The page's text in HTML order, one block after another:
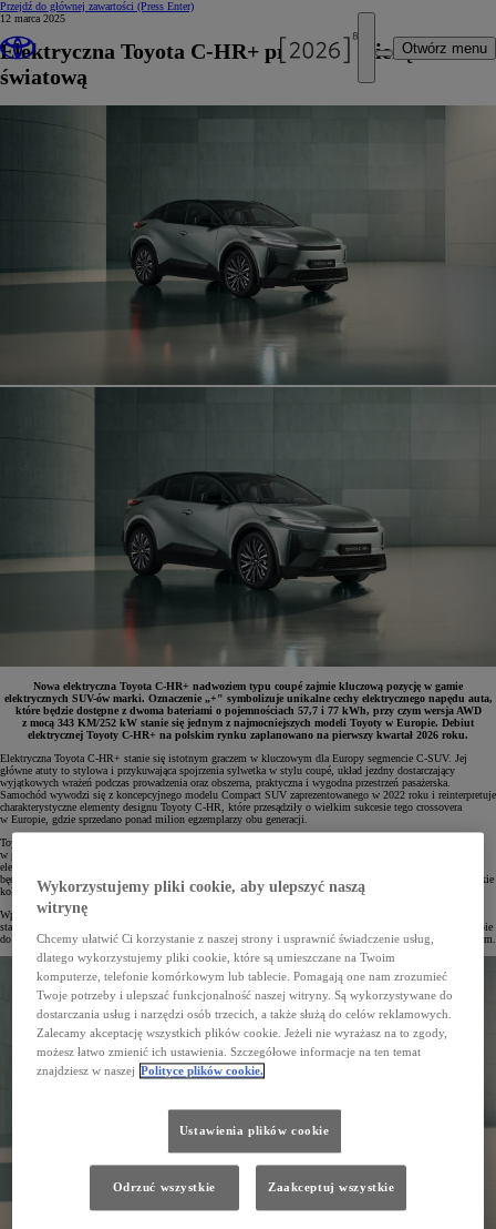
Przejdź do głównej zawartości (Press Enter)
Otwórz menu
12 marca 2025
Elektryczna Toyota C-HR+ przed premierą
światową
Nowa elektryczna Toyota C-HR+ nadwoziem typu coupé zajmie kluczową pozycję w gamie
elektrycznych SUV-ów marki. Oznaczenie „+" symbolizuje unikalne cechy elektrycznego napędu auta,
które będzie dostępne z dwoma bateriami o pojemnościach 57,7 i 77 kWh, przy czym wersja AWD
z mocą 343 KM/252 kW stanie się jednym z najmocniejszych modeli Toyoty w Europie. Debiut
elektrycznej Toyoty C-HR+ na polskim rynku zaplanowano na pierwszy kwartał 2026 roku.
Elektryczna Toyota C-HR+ stanie się istotnym graczem w kluczowym dla Europy segmencie C-SUV. Jej
główne atuty to stylowa i przykuwająca spojrzenia sylwetka w stylu coupé, układ jezdny dostarczający
wyjątkowych wrażeń podczas prowadzenia oraz obszerna, praktyczna i wygodna przestrzeń pasażerska.
Samochód wywodzi się z koncepcyjnego modelu Compact SUV zaprezentowanego w 2022 roku i reinterpretuje
charakterystyczne elementy designu Toyoty C-HR, które przesądziły o wielkim sukcesie tego crossovera
w Europie, gdzie sprzedano ponad milion egzemplarzy obu generacji.
Toyota C-HR+ zadebiutuje w wybranych krajach europejskich pod koniec 2025 roku, a w Polsce pojawi się
w pierwszym kwartale 2026 roku. Wraz z modelami Urban Cruiser oraz bZ4X stworzy kompletną ofertę aut
elektrycznych w strategicznych segmentach B-SUV, C-SUV i D-SUV. Zgodnie z filozofią marki samochód
będzie oferowany z wyborem dwóch pojemności akumulatorów oraz opcją napędu na przednią oś lub wszystkie
koła.
Wprowadzenie do oferty kolejnego pojazdu z bateryjnym napędem elektrycznym w postaci Toyoty C-HR+
stanowi element wielotorowej strategii producenta, który dąży do osiągnięcia neutralności węglowej w Europie
do 2035 roku, łącząc w swojej ofercie hybrydy, hybrydy plug-in oraz samochody elektryczne zasilane wodorem.
Wykorzystujemy pliki cookie, aby ulepszyć naszą
witrynę
Chcemy ułatwić Ci korzystanie z naszej strony i usprawnić świadczenie usług,
dlatego wykorzystujemy pliki cookie, które są umieszczane na Twoim
komputerze, telefonie komórkowym lub tablecie. Pomagają one nam zrozumieć
Twoje potrzeby i ulepszać funkcjonalność naszej witryny. Są wykorzystywane do
dostarczania usług i narzędzi osób trzecich, a także służą do celów reklamowych.
Zalecamy akceptację wszystkich plików cookie. Jeżeli nie wyrażasz na to zgody,
możesz łatwo zmienić ich ustawienia. Szczegółowe informacje na ten temat
znajdziesz w naszej Polityce plików cookie.
Ustawienia plików cookie
Odrzuć wszystkie Zaakceptuj wszystkie